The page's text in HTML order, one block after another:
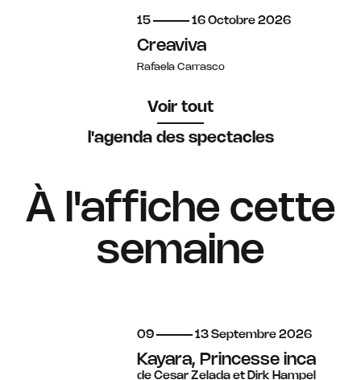
du
15 au
16 octobre
Octobre 2026
Creaviva
Rafaela Carrasco
Voir tout
l'agenda des spectacles
À l'affiche cette
semaine
du
09 au
13 septembre
Septembre 2026
Kayara, Princesse inca
de Cesar Zelada et Dirk Hampel